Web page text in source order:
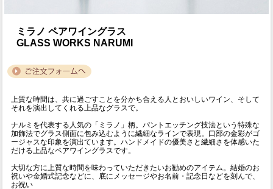
ミラノ ペアワイングラス
GLASS WORKS NARUMI
上質な時間は、共に過ごすことを分かち合える人とおいしいワイン、そして
それを演出してくれる上品なグラスで。
ナルミを代表する人気の「ミラノ」柄。パントエッチング技法という特殊な
加飾法でグラス側面に包み込むように繊細なラインで表現。口部の金彩がゴ
ージャスな印象を演出ています。ハンドメイドの優美さと繊細さを体感いた
だける上品なペアワイングラスです。
大切な方に上質な時間を味わっていただきたいお勧めのアイテム。結婚のお
祝いや金婚式記念などに、底にメッセージやお名前・記念日などを刻んで、
お祝い